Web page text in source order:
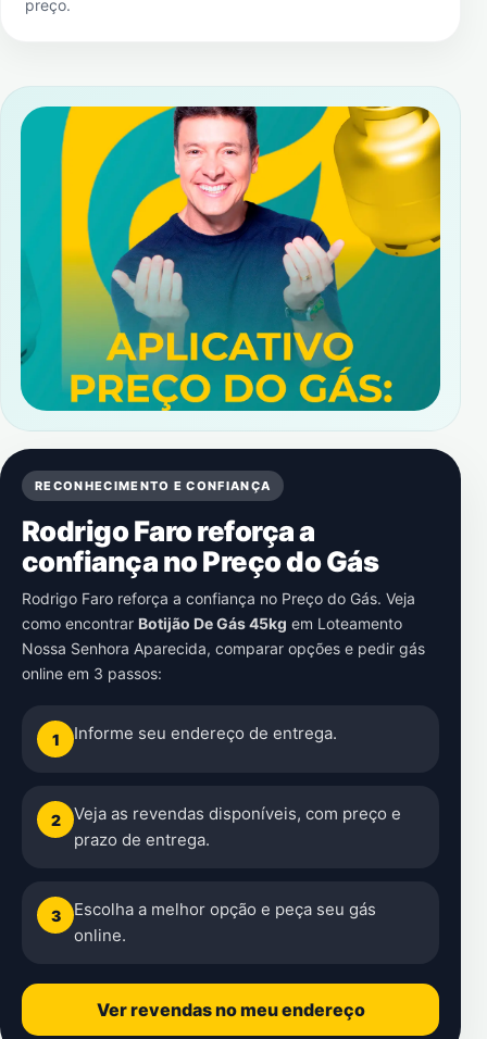
preço.
RECONHECIMENTO E CONFIANÇA
Rodrigo Faro reforça a
confiança no Preço do Gás
Rodrigo Faro reforça a confiança no Preço do Gás. Veja
como encontrar Botijão De Gás 45kg em Loteamento
Nossa Senhora Aparecida, comparar opções e pedir gás
online em 3 passos:
1 Informe seu endereço de entrega.
2
Veja as revendas disponíveis, com preço e
prazo de entrega.
3
Escolha a melhor opção e peça seu gás
online.
Ver revendas no meu endereço